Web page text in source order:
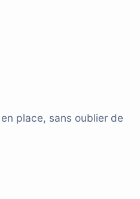
place, sans oublier de